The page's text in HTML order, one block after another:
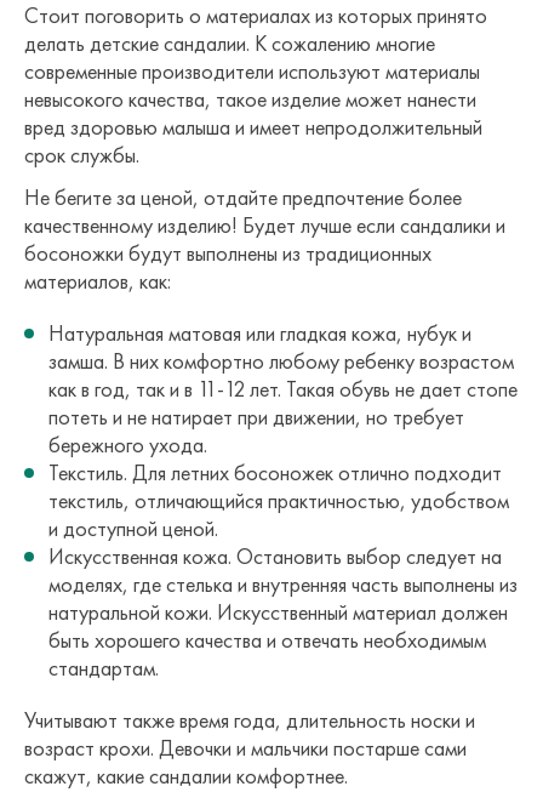
Стоит поговорить о материалах из которых принято
делать детские сандалии. К сожалению многие
современные производители используют материалы
невысокого качества, такое изделие может нанести
вред здоровью малыша и имеет непродолжительный
срок службы.
Не бегите за ценой, отдайте предпочтение более
качественному изделию! Будет лучше если сандалики и
босоножки будут выполнены из традиционных
материалов, как:
Натуральная матовая или гладкая кожа, нубук и
замша. В них комфортно любому ребенку возрастом
как в год, так и в 11-12 лет. Такая обувь не дает стопе
потеть и не натирает при движении, но требует
бережного ухода.
Текстиль. Для летних босоножек отлично подходит
текстиль, отличающийся практичностью, удобством
и доступной ценой.
Искусственная кожа. Остановить выбор следует на
моделях, где стелька и внутренняя часть выполнены из
натуральной кожи. Искусственный материал должен
быть хорошего качества и отвечать необходимым
стандартам.
Учитывают также время года, длительность носки и
возраст крохи. Девочки и мальчики постарше сами
скажут, какие сандалии комфортнее.